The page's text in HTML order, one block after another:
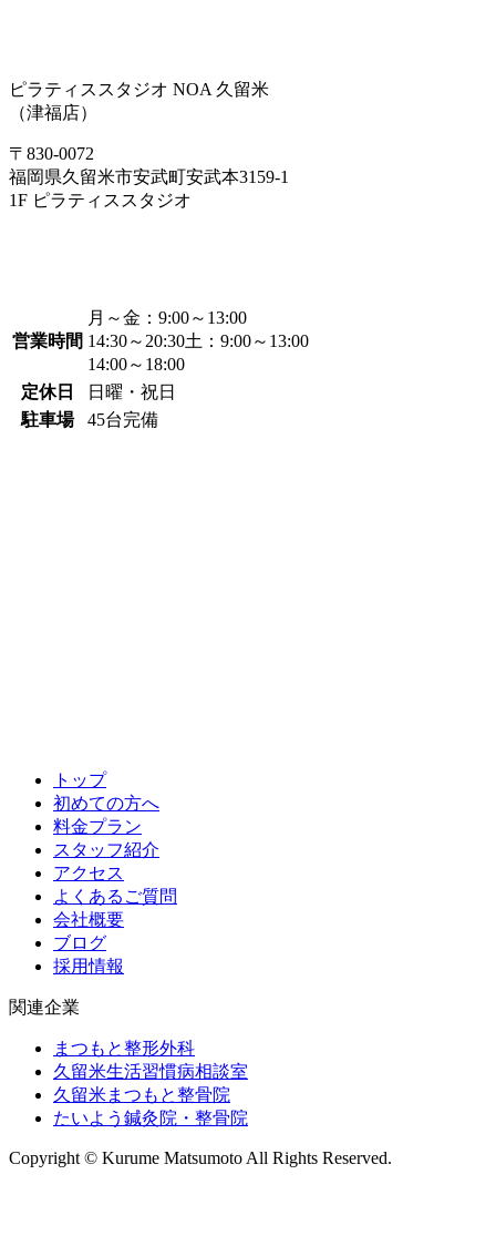
ピラティススタジオ NOA 久留米
（津福店）
〒830-0072
福岡県久留米市安武町安武本3159-1
1F ピラティススタジオ
営業時間
月～金： 9:00～13:00
14:30～20:30土： 9:00～13:00
14:00～18:00
定休日
日曜・祝日
駐車場
45台完備
トップ
初めての方へ
料金プラン
スタッフ紹介
アクセス
よくあるご質問
会社概要
ブログ
採用情報
関連企業
まつもと整形外科
久留米生活習慣病相談室
久留米まつもと整骨院
たいよう鍼灸院・整骨院
Copyright © Kurume Matsumoto All Rights Reserved.